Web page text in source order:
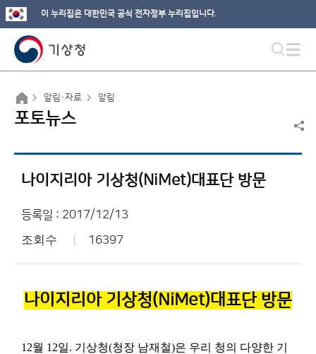
이 누리집은 대한민국 공식 전자정부 누리집입니다.
알림·자료 알림
포토뉴스
나이지리아 기상청(NiMet)대표단 방문
등록일 : 2017/12/13
조회수 16397
나이지리아 기상청(NiMet)대표단 방문
12월 12일. 기상청(청장 남재철)은 우리 청의 다양한 기